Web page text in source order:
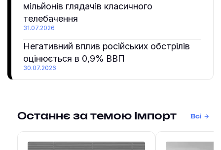
мільйонів глядачів класичного
телебачення
31.07.2026
Негативний вплив російських обстрілів
оцінюється в 0,9% ВВП
30.07.2026
Останнє за темою Імпорт Всі